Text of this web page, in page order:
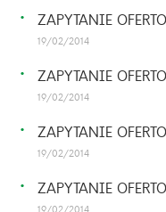
ZAPYTANIE
19/02/2014
ZAPYTANIE
19/02/2014
ZAPYTANIE
19/02/2014
ZAPYTANIE
19/02/2014